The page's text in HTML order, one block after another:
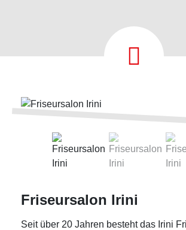
Friseursalon Irini
Seit über 20 Jahren besteht das Irini